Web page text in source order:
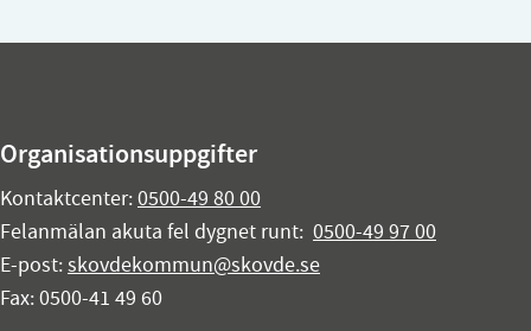
Organisationsuppgifter
Kontaktcenter:0500-49 80 00
Felanmälan akuta fel dygnet runt: 0500-49 97 00
E-post:skovdekommun@skovde.se
Fax: 0500-41 49 60